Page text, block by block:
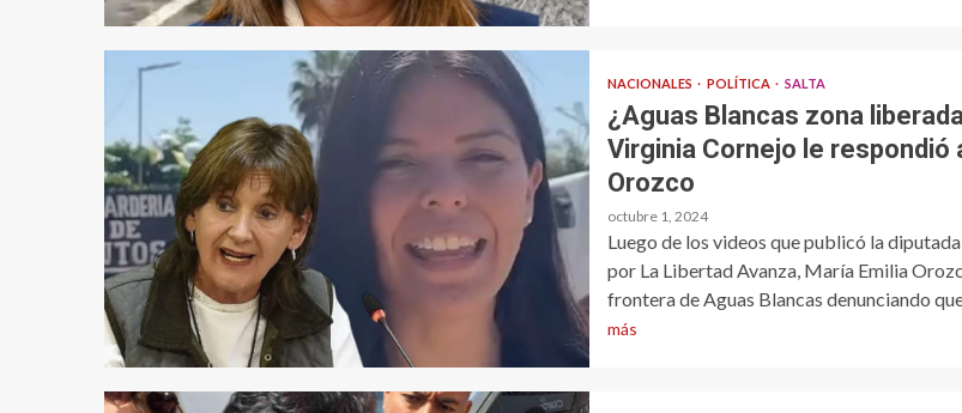
NACIONALES POLÍTICA SALTA
¿Aguas Blancas zona
Virginia Cornejo le respondió
Orozco
octubre 1, 2024
Luego de los videos que publicó la
por La Libertad Avanza, María Emilia
frontera de Aguas Blancas denunciando
más